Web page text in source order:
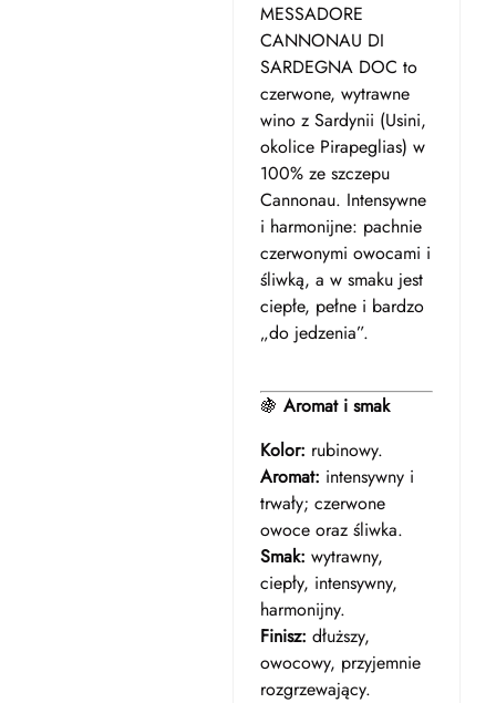
MESSADORE
CANNONAU DI
SARDEGNA DOC to
czerwone, wytrawne
wino z Sardynii (Usini,
okolice Pirapeglias) w
100% ze szczepu
Cannonau. Intensywne
i harmonijne: pachnie
czerwonymi owocami i
śliwką, a w smaku jest
ciepłe, pełne i bardzo
„do jedzenia”.
🍇 Aromat i smak
Kolor: rubinowy.
Aromat: intensywny i
trwały; czerwone
owoce oraz śliwka.
Smak: wytrawny,
ciepły, intensywny,
harmonijny.
Finisz: dłuższy,
owocowy, przyjemnie
rozgrzewający.